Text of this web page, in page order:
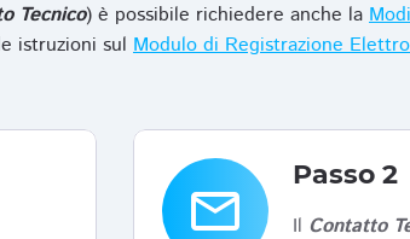
Tecnico) è possibile richiedere anche la
istruzioni sul Modulo di Registrazione
email
Passo 2
Il Contatto